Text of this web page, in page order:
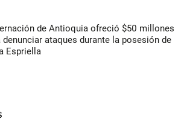
de Antioquia ofreció $50 millones
denunciar ataques durante la posesión de
Espriella